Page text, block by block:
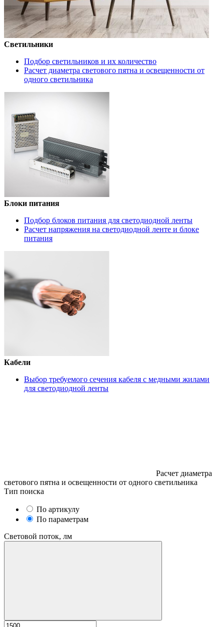
Светильники
Подбор светильников и их количество
Расчет диаметра светового пятна и освещенности от
одного светильника
Блоки питания
Подбор блоков питания для светодиодной ленты
Расчет напряжения на светодиодной ленте и блоке
питания
Кабели
Выбор требуемого сечения кабеля с медными жилами
для светодиодной ленты
Расчет диаметра
светового пятна и освещенности от одного светильника
Тип поиска
По артикулу
По параметрам
Световой поток, лм